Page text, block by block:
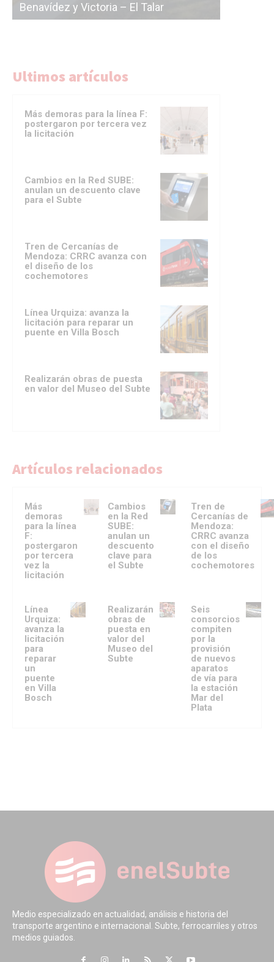
Talar
licitación de la línea F
Ultimos artículos
Más demoras para la línea F:
postergaron por tercera vez
la licitación
Cambios en la Red SUBE:
anulan un descuento clave
para el Subte
Tren de Cercanías de
Mendoza: CRRC avanza con
el diseño de los
cochemotores
Línea Urquiza: avanza la
licitación para reparar un
puente en Villa Bosch
Realizarán obras de puesta
en valor del Museo del Subte
Artículos relacionados
Más
demoras
para la línea
F:
postergaron
por tercera
vez la
licitación
Cambios
en la Red
SUBE:
anulan un
descuento
clave para
el Subte
Tren de
Cercanías de
Mendoza:
CRRC avanza
con el diseño
de los
cochemotores
Línea
Urquiza:
avanza la
licitación
para
reparar
un
puente
en Villa
Bosch
Realizarán
obras de
puesta en
valor del
Museo del
Subte
Seis
consorcios
compiten
por la
provisión
de nuevos
aparatos
de vía para
la estación
Mar del
Plata
Medio especializado en actualidad, análisis e historia del
transporte argentino e internacional. Subte, ferrocarriles y otros
medios guiados.